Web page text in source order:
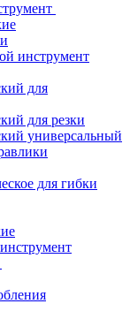
инструмент
для
для резки
универсальный
для гибки